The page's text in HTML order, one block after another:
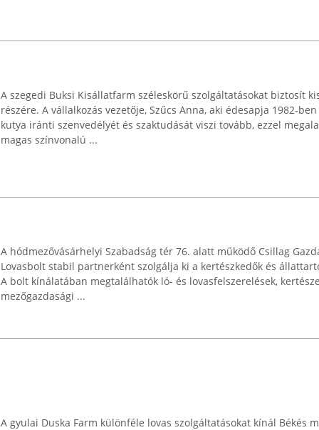
A szegedi Buksi Kisállatfarm széleskörű szolgáltatásokat biztosít
részére. A vállalkozás vezetője, Szűcs Anna, aki édesapja 1982-
kutya iránti szenvedélyét és szaktudását viszi tovább, ezzel
magas színvonalú ...
A hódmezővásárhelyi Szabadság tér 76. alatt működő Csillag
Lovasbolt stabil partnerként szolgálja ki a kertészkedők és
A bolt kínálatában megtalálhatók ló- és lovasfelszerelések,
mezőgazdasági ...
A gyulai Duska Farm különféle lovas szolgáltatásokat kínál Békés